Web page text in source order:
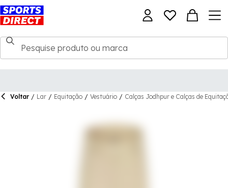
Voltar / Lar / Equitação / Vestuário / Calças Jodhpur e Calças de